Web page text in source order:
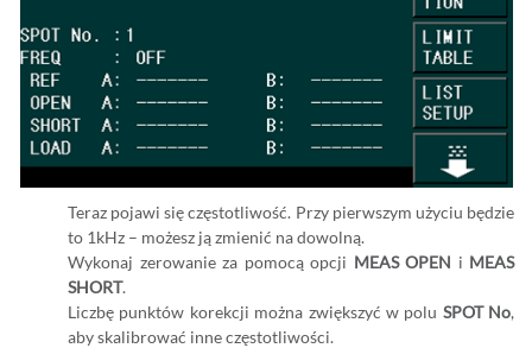
Teraz pojawi się częstotliwość. Przy pierwszym użyciu będzie
to 1kHz – możesz ją zmienić na dowolną.
Wykonaj zerowanie za pomocą opcji MEAS OPEN i MEAS
SHORT.
Liczbę punktów korekcji można zwiększyć w polu SPOT No,
aby skalibrować inne częstotliwości.